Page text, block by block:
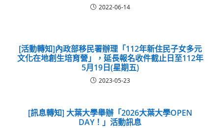
2022-06-14
[活動轉知]內政部移民署辦理「112年新住民子女多元
文化在地創生培育營」，延長報名收件截止日至112年
5月19日(星期五)
2023-05-23
[訊息轉知] 大葉大學舉辦「2026大葉大學OPEN
DAY！」活動訊息